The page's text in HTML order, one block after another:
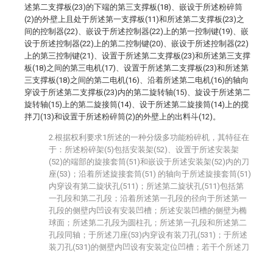
述第二支撑板(23)的下端的第三支撑板(18)、嵌设于所述粉碎筒
(2)的外壁上且处于所述第一支撑板(11)和所述第二支撑板(23)之
间的控制器(22)、嵌设于所述控制器(22)上的第一控制键(19)、嵌
设于所述控制器(22)上的第二控制键(20)、嵌设于所述控制器(22)
上的第三控制键(21)、设置于所述第二支撑板(23)和所述第三支撑
板(18)之间的第三电机(17)、设置于所述第二支撑板(23)和所述第
三支撑板(18)之间的第二电机(16)、沿着所述第二电机(16)的轴向
穿设于所述第二支撑板(23)内的第二旋转轴(15)、旋设于所述第二
旋转轴(15)上的第二旋接筒(14)、设于所述第二旋接筒(14)上的搅
拌刀(13)和设置于所述粉碎筒(2)的外壁上的出料斗(12)。
2.根据权利要求1所述的一种分级多功能粉碎机，其特征在
于：所述粉碎架(5)包括安装架(52)、设置于所述安装架
(52)的端部的旋接套筒(51)和嵌设于所述安装架(52)内的刀
座(53)；沿着所述旋接套筒(51) 的轴向于所述旋接套筒(51)
内穿设有第二旋状孔(511)；所述第二旋状孔(511)包括第
一孔段和第二孔段；沿着所述第一孔段的径向于所述第一
孔段的侧壁内凹设有安装凹槽；所述安装凹槽的侧壁为椭
球面；所述第二孔段为圆柱孔；所述第一孔段和所述第二
孔段同轴；于所述刀座(53)内穿设有装刀孔(531)；于所述
装刀孔(531)的侧壁内凹设有安装定位凹槽；若干个所述刀